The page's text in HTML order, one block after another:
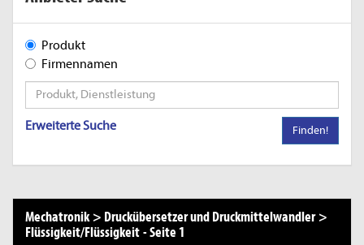
Produkt
Firmennamen
Erweiterte Suche Finden!
Mechatronik > Druckübersetzer und Druckmittelwandler >
Flüssigkeit/Flüssigkeit-Seite 1